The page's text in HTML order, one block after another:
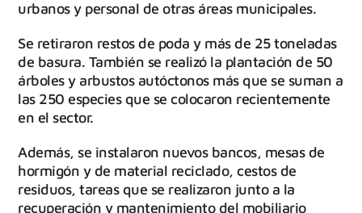
urbanos y personal de otras áreas municipales.
Se retiraron restos de poda y más de 25 toneladas
de basura. También se realizó la plantación de 50
árboles y arbustos autóctonos más que se suman a
las 250 especies que se colocaron recientemente
en el sector.
Además, se instalaron nuevos bancos, mesas de
hormigón y de material reciclado, cestos de
residuos, tareas que se realizaron junto a la
recuperación y mantenimiento del mobiliario